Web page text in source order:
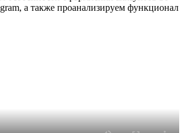
а также проанализируем функционал